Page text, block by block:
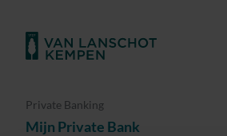
Private Banking
Mijn Private Bank